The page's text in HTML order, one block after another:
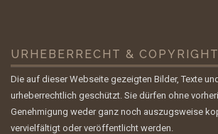
URHEBERRECHT & COPYRIGHT
Die auf dieser Webseite gezeigten Bilder, Texte
urheberrechtlich geschützt. Sie dürfen ohne
Genehmigung weder ganz noch auszugsweise
vervielfältigt oder veröffentlicht werden.